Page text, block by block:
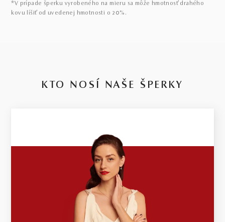
*V prípade šperku vyrobeného na mieru sa môže hmotnosť drahého
kovu líšiť od uvedenej hmotnosti o 20%.
KTO NOSÍ NAŠE ŠPERKY